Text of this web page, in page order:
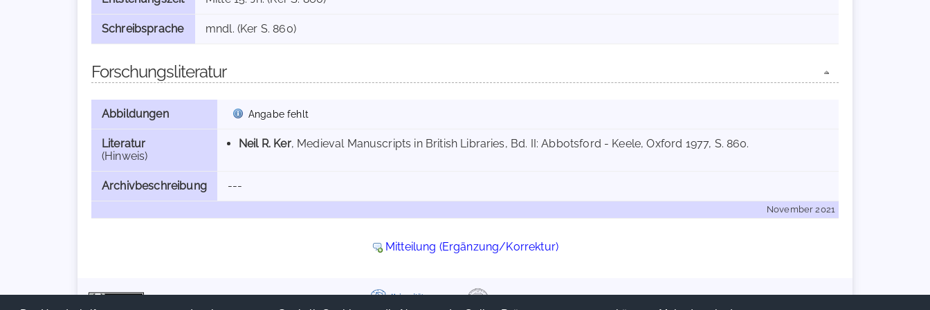
Schreibsprache mndl. (Ker S. 860)
Forschungsliteratur
Abbildungen Angabe fehlt
Literatur
(Hinweis)
Neil R. Ker, Medieval Manuscripts in British Libraries, Bd. II: Abbotsford - Keele, Oxford 1977, S. 860.
Archivbeschreibung ---
November 2021
Mitteilung (Ergänzung/Korrektur)